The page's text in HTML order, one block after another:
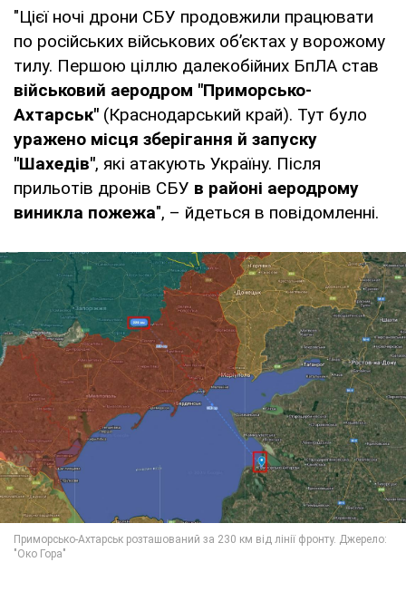
"Цієї ночі дрони СБУ продовжили працювати
по російських військових об’єктах у ворожому
тилу. Першою ціллю далекобійних БпЛА став
військовий аеродром "Приморсько-
Ахтарськ" (Краснодарський край). Тут було
уражено місця зберігання й запуску
"Шахедів", які атакують Україну. Після
прильотів дронів СБУ в районі аеродрому
виникла пожежа", – йдеться в повідомленні.